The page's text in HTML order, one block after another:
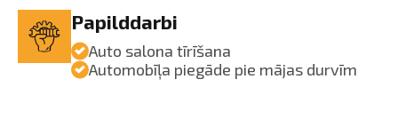
Papilddarbi
Auto salona tīrīšana
Automobīļa piegāde pie mājas durvīm